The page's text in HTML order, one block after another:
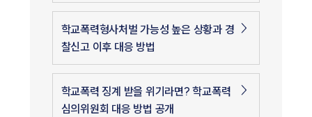
학교폭력형사처벌 가능성 높은 상황과 경
찰신고 이후 대응 방법
학교폭력 징계 받을 위기라면? 학교폭력
심의위원회 대응 방법 공개